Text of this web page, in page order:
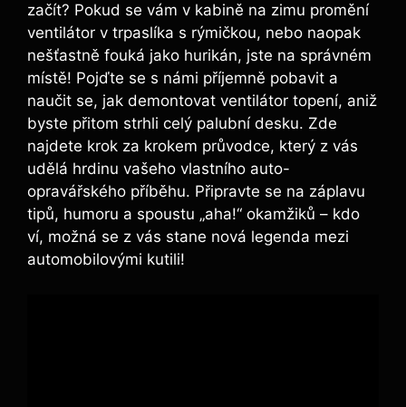
začít? Pokud se vám v kabině na zimu promění
ventilátor v trpaslíka s rýmičkou, nebo naopak
nešťastně fouká jako hurikán, jste na správném
místě! Pojďte se s námi příjemně pobavit a
naučit se, jak demontovat ventilátor topení, aniž
byste přitom strhli celý palubní desku. Zde
najdete krok za krokem průvodce, který z vás
udělá hrdinu vašeho vlastního auto-
opravářského příběhu. Připravte se na záplavu
tipů, humoru a spoustu „aha!“ okamžiků – kdo
ví, možná se z vás stane nová legenda mezi
automobilovými kutili!